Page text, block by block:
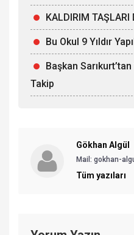
KALDIRIM TAŞLARI
Bu Okul 9 Yıldır
Başkan
Takip
Gökhan Algül
Mail: gokhan-
Tüm yazıları